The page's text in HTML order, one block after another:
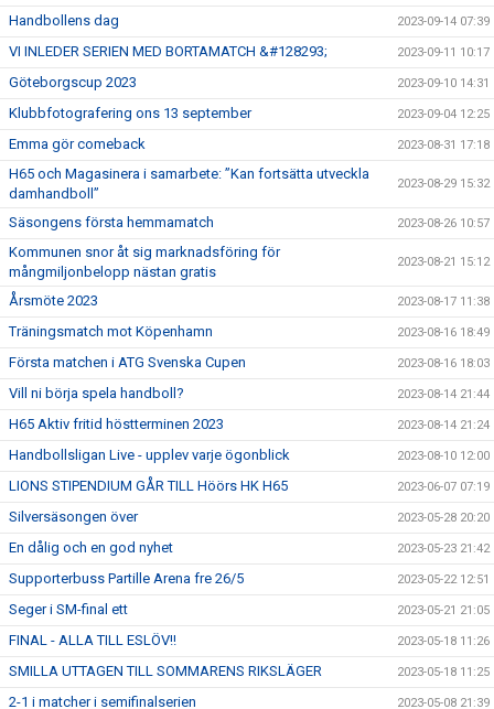
Handbollens dag 2023-09-14 07:39
VI INLEDER SERIEN MED BORTAMATCH &#128293; 2023-09-11 10:17
Göteborgscup 2023 2023-09-10 14:31
Klubbfotografering ons 13 september 2023-09-04 12:25
Emma gör comeback 2023-08-31 17:18
H65 och Magasinera i samarbete: ”Kan fortsätta utveckla
damhandboll”
2023-08-29 15:32
Säsongens första hemmamatch 2023-08-26 10:57
Kommunen snor åt sig marknadsföring för
mångmiljonbelopp nästan gratis
2023-08-21 15:12
Årsmöte 2023 2023-08-17 11:38
Träningsmatch mot Köpenhamn 2023-08-16 18:49
Första matchen i ATG Svenska Cupen 2023-08-16 18:03
Vill ni börja spela handboll? 2023-08-14 21:44
H65 Aktiv fritid höstterminen 2023 2023-08-14 21:24
Handbollsligan Live - upplev varje ögonblick 2023-08-10 12:00
LIONS STIPENDIUM GÅR TILL Höörs HK H65 2023-06-07 07:19
Silversäsongen över 2023-05-28 20:20
En dålig och en god nyhet 2023-05-23 21:42
Supporterbuss Partille Arena fre 26/5 2023-05-22 12:51
Seger i SM-final ett 2023-05-21 21:05
FINAL - ALLA TILL ESLÖV!! 2023-05-18 11:26
SMILLA UTTAGEN TILL SOMMARENS RIKSLÄGER 2023-05-18 11:25
2-1 i matcher i semifinalserien 2023-05-08 21:39